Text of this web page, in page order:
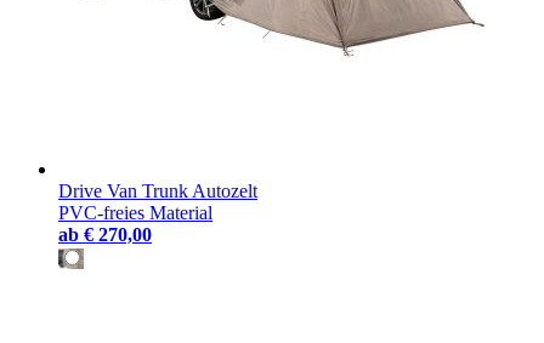
Drive Van Trunk Autozelt
PVC-freies Material
ab € 270,00